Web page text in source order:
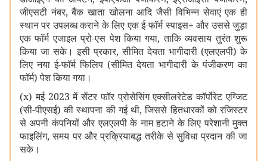
जीएसटी नंबर, बैंक खाता खोलना आदि जैसी विभिन्न सेवाएं एक ही
स्थान पर उपलब्ध कराने के लिए एक ई-फॉर्म स्पाइस+ और उससे जुड़ा
एक फॉर्म एजाइल प्रो-एस पेश किया गया, ताकि व्यवसाय तुरंत शुरू
किया जा सके। इसी प्रकार, सीमित देयता भागीदारी (एलएलपी) के
लिए नया ई-फॉर्म फिलिप (सीमित देयता भागीदारी के पंजीकरण का
फॉर्म) पेश किया गया।
(x) मई 2023 में सेंटर फॉर प्रोसेसिंग एक्सीलरेटेड कॉर्पोरेट एग्जिट
(सी-पीएसई) की स्थापना की गई थी, जिससे हितधारकों को रजिस्टर
से अपनी कंपनियों और एलएलपी के नाम हटाने के लिए परेशानी मुक्त
फाइलिंग, समय पर और प्रक्रियाबद्ध तरीके से सुविधा प्रदान की जा
सके।